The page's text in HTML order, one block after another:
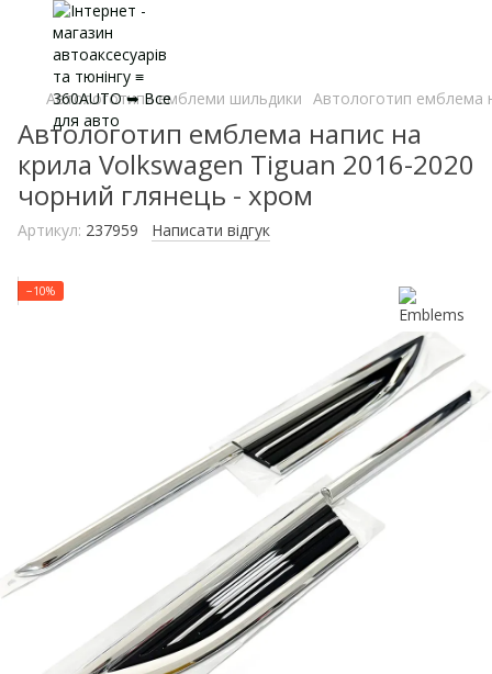
Автологотипи емблеми шильдики Автологотип емблема
Автологотип емблема напис на
крила Volkswagen Tiguan 2016-2020
чорний глянець - хром
Артикул: 237959 Написати відгук
−10%